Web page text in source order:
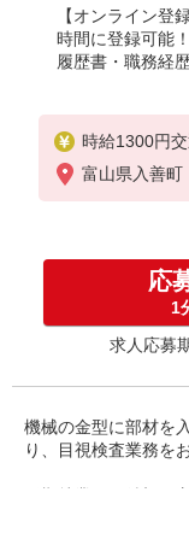
【オンライン登
時間に登録可能！
履歴書・職務経
時給1300円
富山県入善町
応
1
求人応募
機械の金型に部材を
り、目視検査業務を